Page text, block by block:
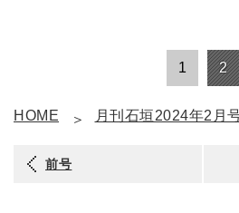
1 2
HOME 月刊石垣2024年2月
前号